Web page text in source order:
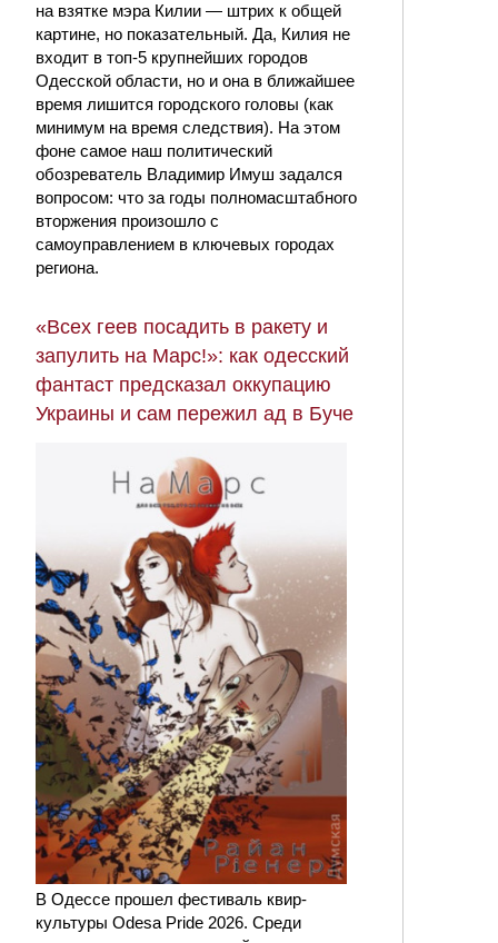
на взятке мэра Килии — штрих к общей
картине, но показательный. Да, Килия не
входит в топ-5 крупнейших городов
Одесской области, но и она в ближайшее
время лишится городского головы (как
минимум на время следствия). На этом
фоне самое наш политический
обозреватель Владимир Имуш задался
вопросом: что за годы полномасштабного
вторжения произошло с
самоуправлением в ключевых городах
региона.
«Всех геев посадить в ракету и
запулить на Марс!»: как одесский
фантаст предсказал оккупацию
Украины и сам пережил ад в Буче
В Одессе прошел фестиваль квир-
культуры Odesa Pride 2026. Среди